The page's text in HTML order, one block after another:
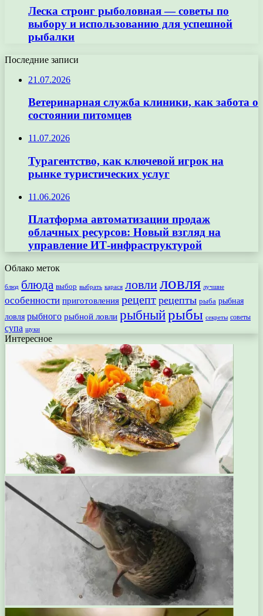
Леска стронг рыболовная — советы по
выбору и использованию для успешной
рыбалки
Последние записи
21.07.2026
Ветеринарная служба клиники, как забота о
состоянии питомцев
11.07.2026
Турагентство, как ключевой игрок на
рынке туристических услуг
11.06.2026
Платформа автоматизации продаж
облачных ресурсов: Новый взгляд на
управление ИТ-инфраструктурой
Облако меток
блюд блюда выбор выбрать карася ловлиловля лучшие
особенности приготовления рецепт рецепты рыба рыбная
ловля рыбного рыбной ловли рыбныйрыбы секреты советы
супа щуки
Интересное